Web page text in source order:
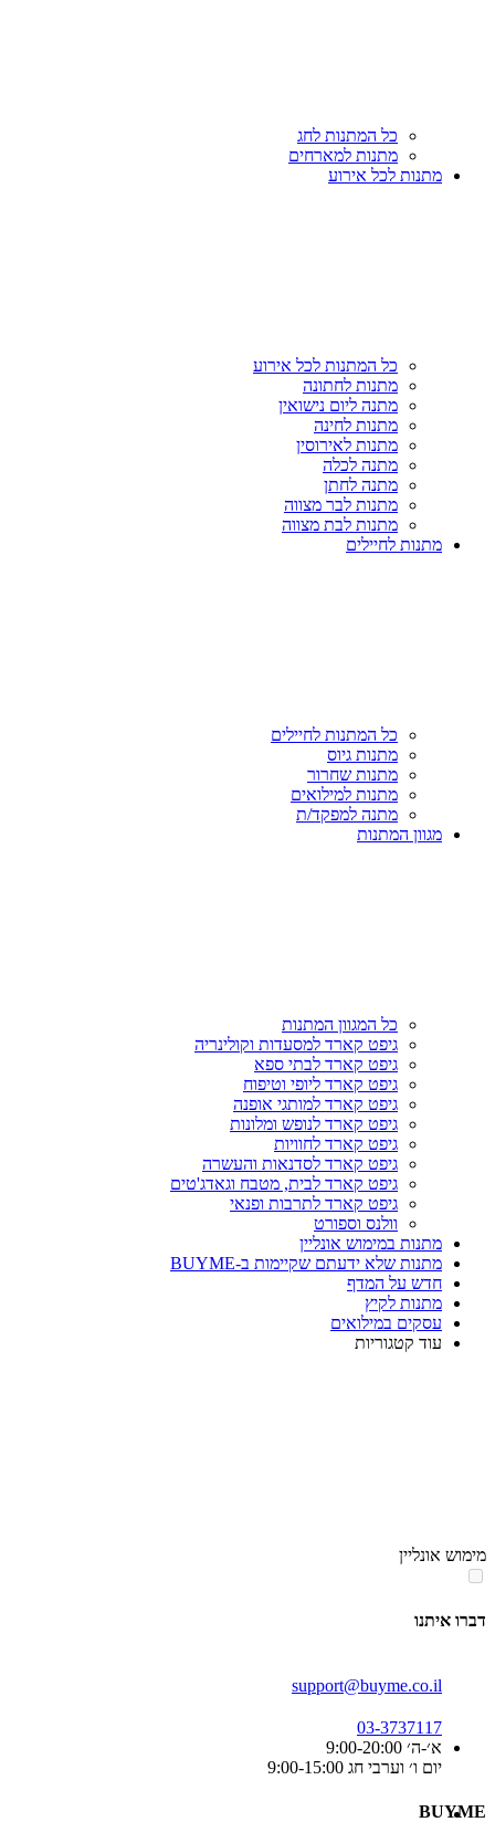
כל המתנות לחג
מתנות למארחים
מתנות לכל אירוע
כל המתנות לכל אירוע
מתנות לחתונה
מתנה ליום נישואין
מתנות לחינה
מתנות לאירוסין
מתנה לכלה
מתנה לחתן
מתנות לבר מצווה
מתנות לבת מצווה
מתנות לחיילים
כל המתנות לחיילים
מתנות גיוס
מתנות שחרור
מתנות למילואים
מתנה למפקד/ת
מגוון המתנות
כל המגוון המתנות
גיפט קארד למסעדות וקולינריה
גיפט קארד לבתי ספא
גיפט קארד ליופי וטיפוח
גיפט קארד למותגי אופנה
גיפט קארד לנופש ומלונות
גיפט קארד לחוויות
גיפט קארד לסדנאות והעשרה
גיפט קארד לבית, מטבח וגאדג'טים
גיפט קארד לתרבות ופנאי
וולנס וספורט
מתנות במימוש אונליין
מתנות שלא ידעתם שקיימות ב-BUYME
חדש על המדף
מתנות לקיץ
עסקים במילואים
עוד קטגוריות
אזור
מימוש אונליין
דברו איתנו
support@buyme.co.il
03-3737117
א׳-ה׳ 9:00-20:00
יום ו׳ וערבי חג 9:00-15:00
BUYME